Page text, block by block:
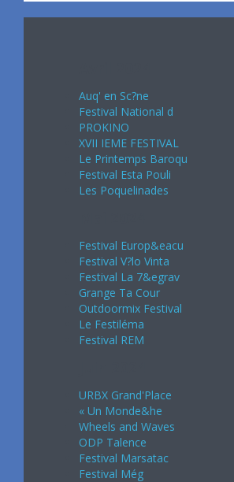
Auq' en Sc?ne
Festival National d
PROKINO
XVII IEME FESTIVAL
Le Printemps Baroqu
Festival Esta Pouli
Les Poquelinades
Festival Europ&eacu
Festival V?lo Vinta
Festival La 7&egrav
Grange Ta Cour
Outdoormix Festival
Le Festiléma
Festival REM
URBX Grand'Place
« Un Monde&he
Wheels and Waves
ODP Talence
Festival Marsatac
Festival Még